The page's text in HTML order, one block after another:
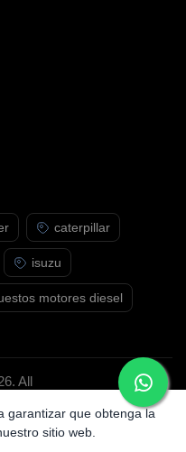
caterpillar
isuzu
motores diesel
All
garantizar que obtenga la
sitio web.